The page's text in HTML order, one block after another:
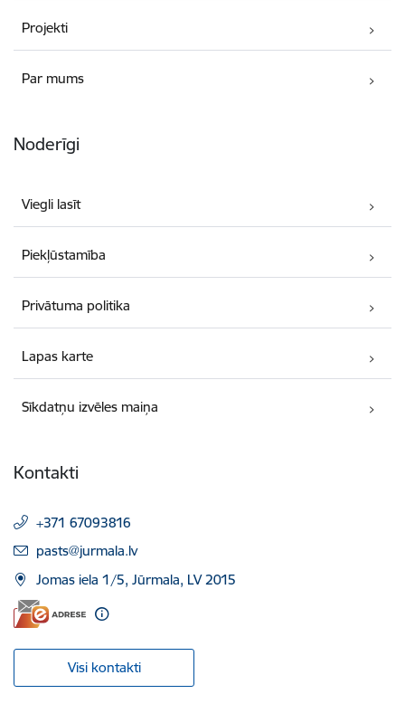
Projekti
Par mums
Noderīgi
Viegli lasīt
Piekļūstamība
Privātuma politika
Lapas karte
Sīkdatņu izvēles maiņa
Kontakti
+371 67093816
E-pasts:
pasts@jurmala.lv
Jomas iela 1/5, Jūrmala, LV 2015
Visi kontakti